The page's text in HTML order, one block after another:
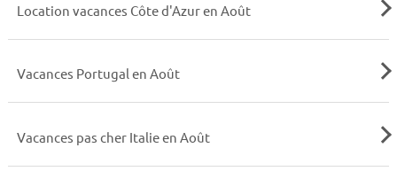
Location vacances Côte d'Azur en Août
Vacances Portugal en Août
Vacances pas cher Italie en Août